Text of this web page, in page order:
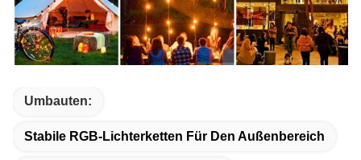
Umbauten:
Stabile RGB-Lichterketten Für Den Außenbereich